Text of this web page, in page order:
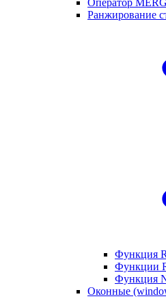
Оператор
Ранжирование
Функция
Функции
Функция
Оконные